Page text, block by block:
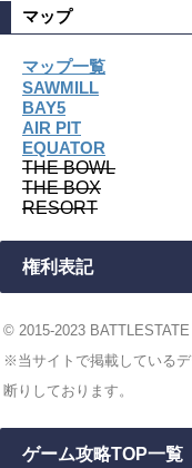
マップ
マップ一覧
SAWMILL
BAY5
AIR PIT
EQUATOR
THE BOWL
THE BOX
RESORT
権利表記
© 2015-2023
※当サイトで掲載している
断りしております。
ゲーム攻略TOP一覧